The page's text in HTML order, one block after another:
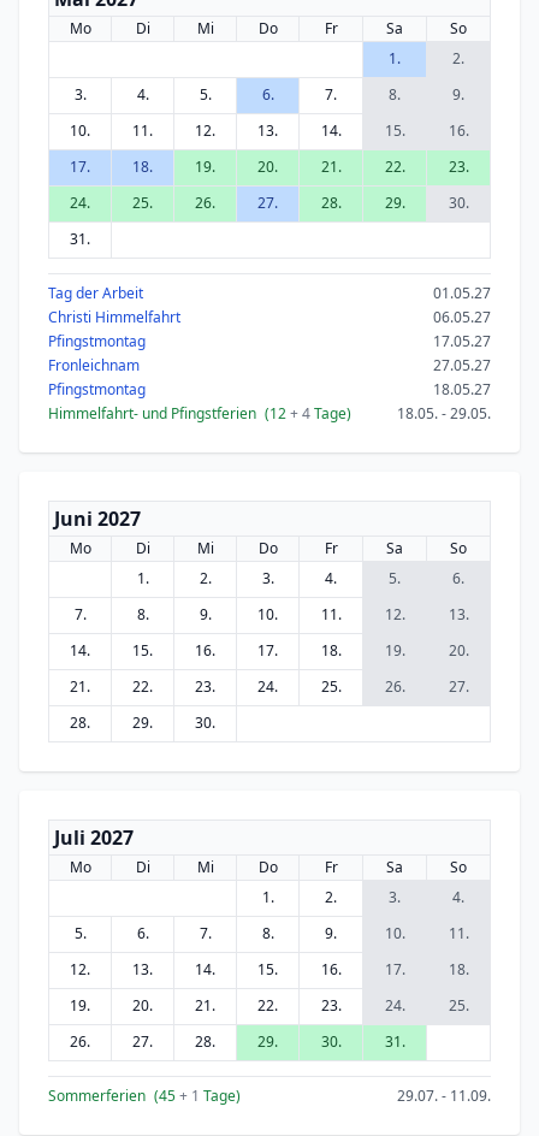
Mo Di Mi Do Fr Sa
So
1.
2.
3.
4. 5. 6. 7. 8.
9.
10.
11. 12. 13. 14. 15.
16.
17.
18. 19. 20. 21. 22.
23.
24.
25. 26. 27. 28. 29.
30.
31.
Tag der Arbeit
01.05.27
Christi Himmelfahrt
06.05.27
Pfingstmontag
17.05.27
Fronleichnam
27.05.27
Pfingstmontag
18.05.27
Himmelfahrt- und Pfingstferien (12+ 4Tage) 18.05. - 29.05.
Juni 2027
Mo Di Mi Do Fr Sa
So
1.
2. 3. 4. 5.
6.
7.
8. 9. 10. 11. 12.
13.
14.
15. 16. 17. 18. 19.
20.
21.
22. 23. 24. 25. 26.
27.
28.
29. 30.
Juli 2027
Mo Di Mi Do Fr Sa
So
1.
2. 3.
4.
5.
6. 7. 8. 9. 10.
11.
12.
13. 14. 15. 16. 17.
18.
19.
20. 21. 22. 23. 24.
25.
26.
27. 28. 29. 30. 31.
Sommerferien (45+ 1 Tage) 29.07. - 11.09.